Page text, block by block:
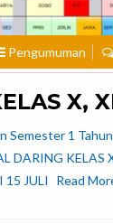
Pengumuman
X,
Semester 1
DARING
15 JULI
Read